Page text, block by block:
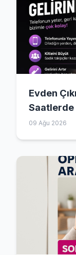
Evden
Saatlerde
09 Ağu 2026